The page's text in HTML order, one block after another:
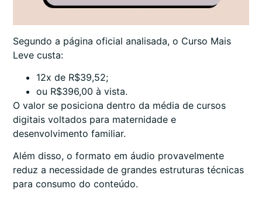
Segundo a página oficial analisada, o Curso Mais
Leve custa:
12x de R$39,52;
ou R$396,00 à vista.
O valor se posiciona dentro da média de cursos
digitais voltados para maternidade e
desenvolvimento familiar.
Além disso, o formato em áudio provavelmente
reduz a necessidade de grandes estruturas técnicas
para consumo do conteúdo.